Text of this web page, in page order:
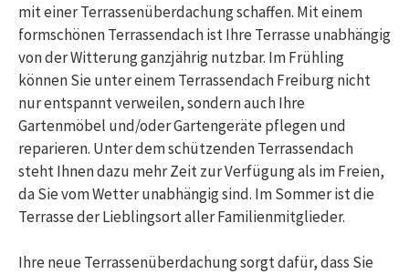
mit einer Terrassenüberdachung schaffen. Mit einem
formschönen Terrassendach ist Ihre Terrasse unabhängig
von der Witterung ganzjährig nutzbar. Im Frühling
können Sie unter einem Terrassendach Freiburg nicht
nur entspannt verweilen, sondern auch Ihre
Gartenmöbel und/oder Gartengeräte pflegen und
reparieren. Unter dem schützenden Terrassendach
steht Ihnen dazu mehr Zeit zur Verfügung als im Freien,
da Sie vom Wetter unabhängig sind. Im Sommer ist die
Terrasse der Lieblingsort aller Familienmitglieder.
Ihre neue Terrassenüberdachung sorgt dafür, dass Sie